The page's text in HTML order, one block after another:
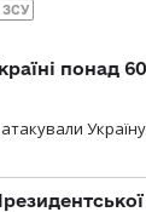
понад